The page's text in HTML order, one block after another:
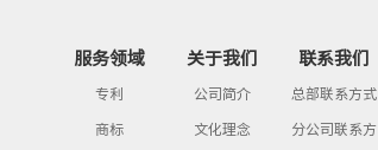
服务领域
专利
商标
关于我们
公司简介
文化理念
联系我们
总部联系方式
分公司联系方